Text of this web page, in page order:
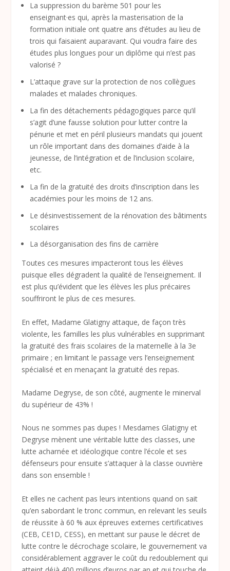
La suppression du barème 501 pour les
enseignant·es qui, après la masterisation de la
formation initiale ont quatre ans d’études au lieu de
trois qui faisaient auparavant. Qui voudra faire des
études plus longues pour un diplôme qui n’est pas
valorisé ?
L’attaque grave sur la protection de nos collègues
malades et malades chroniques.
La fin des détachements pédagogiques parce qu’il
s’agit d’une fausse solution pour lutter contre la
pénurie et met en péril plusieurs mandats qui jouent
un rôle important dans des domaines d’aide à la
jeunesse, de l’intégration et de l’inclusion scolaire,
etc.
La fin de la gratuité des droits d’inscription dans les
académies pour les moins de 12 ans.
Le désinvestissement de la rénovation des bâtiments
scolaires
La désorganisation des fins de carrière
Toutes ces mesures impacteront tous les élèves
puisque elles dégradent la qualité de l’enseignement. Il
est plus qu’évident que les élèves les plus précaires
souffriront le plus de ces mesures.
En effet, Madame Glatigny attaque, de façon très
violente, les familles les plus vulnérables en supprimant
la gratuité des frais scolaires de la maternelle à la 3e
primaire ; en limitant le passage vers l’enseignement
spécialisé et en menaçant la gratuité des repas.
Madame Degryse, de son côté, augmente le minerval
du supérieur de 43% !
Nous ne sommes pas dupes ! Mesdames Glatigny et
Degryse mènent une véritable lutte des classes, une
lutte acharnée et idéologique contre l’école et ses
défenseurs pour ensuite s’attaquer à la classe ouvrière
dans son ensemble !
Et elles ne cachent pas leurs intentions quand on sait
qu’en sabordant le tronc commun, en relevant les seuils
de réussite à 60 % aux épreuves externes certificatives
(CEB, CE1D, CESS), en mettant sur pause le décret de
lutte contre le décrochage scolaire, le gouvernement va
considérablement aggraver le coût du redoublement qui